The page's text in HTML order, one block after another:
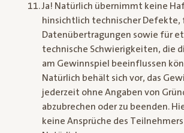
Ja! Natürlich übernimmt keine
hinsichtlich technischer
Datenübertragungen sowie für
technische Schwierigkeiten, die
am Gewinnspiel beeinflussen
Natürlich behält sich vor, das
jederzeit ohne Angaben von
abzubrechen oder zu beenden.
keine Ansprüche des